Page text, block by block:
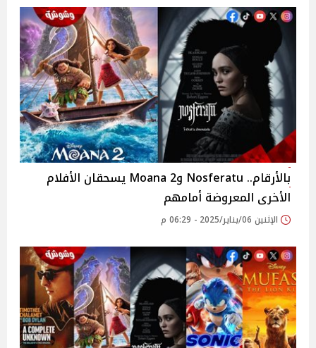
بالأرقام.. Nosferatu وMoana 2 يسحقان الأفلام
الأخرى المعروضة أمامهم
الإثنين 06/يناير/2025 - 06:29 م